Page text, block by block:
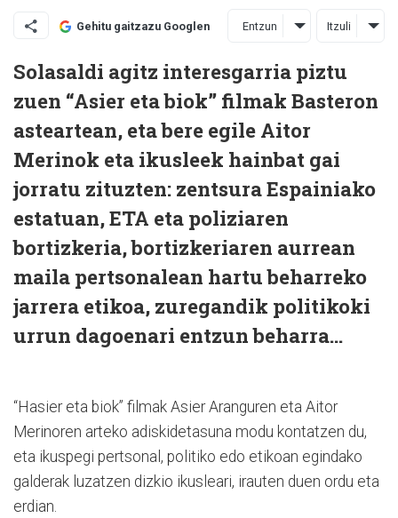
Gehitu gaitzazu Googlen Entzun Itzuli
Solasaldi agitz interesgarria piztu
zuen “Asier eta biok” filmak Basteron
asteartean, eta bere egile Aitor
Merinok eta ikusleek hainbat gai
jorratu zituzten: zentsura Espainiako
estatuan, ETA eta poliziaren
bortizkeria, bortizkeriaren aurrean
maila pertsonalean hartu beharreko
jarrera etikoa, zuregandik politikoki
urrun dagoenari entzun beharra...
“Hasier eta biok” filmak Asier Aranguren eta Aitor
Merinoren arteko adiskidetasuna modu kontatzen du,
eta ikuspegi pertsonal, politiko edo etikoan egindako
galderak luzatzen dizkio ikusleari, irauten duen ordu eta
erdian.